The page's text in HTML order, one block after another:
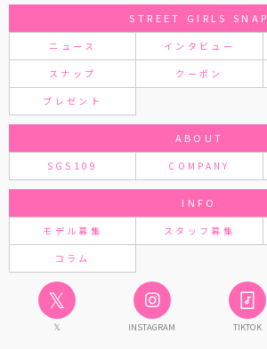
STREET GIRLS SNAP
ニュース インタビュー
スナップ クーポン
プレゼント
ABOUT
SGS109 COMPANY
INFO
モデル募集 スタッフ募集
コラム
𝕏
𝕏 INSTAGRAM TIKTOK